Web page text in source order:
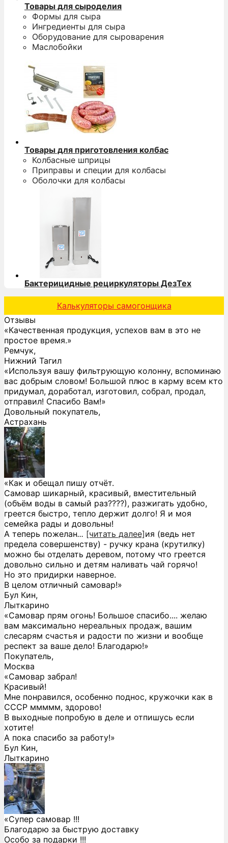
Товары для сыроделия
Формы для сыра
Ингредиенты для сыра
Оборудование для сыроварения
Маслобойки
Товары для приготовления колбас
Колбасные шприцы
Приправы и специи для колбасы
Оболочки для колбасы
Бактерицидные рециркуляторы ДезТех
Калькуляторы самогонщика
Отзывы
«Качественная продукция, успехов вам в это не
простое время.»
Ремчук,
Нижний Тагил
«Используя вашу фильтрующую колонну, вспоминаю
вас добрым словом! Большой плюс в карму всем кто
придумал, доработал, изготовил, собрал, продал,
отправил! Спасибо Вам!»
Довольный покупатель,
Астрахань
«Как и обещал пишу отчёт.
Самовар шикарный, красивый, вместительный
(объём воды в самый раз????), разжигать удобно,
греется быстро, тепло держит долго! Я и моя
семейка рады и довольны!
А теперь пожелан... [читать далее]ия (ведь нет
предела совершенству) - ручку крана (крутилку)
можно бы отделать деревом, потому что греется
довольно сильно и детям наливать чай горячо!
Но это придирки наверное.
В целом отличный самовар!»
Бул Кин,
Лыткарино
«Самовар прям огонь! Большое спасибо.... желаю
вам максимально нереальных продаж, вашим
слесарям счастья и радости по жизни и вообще
респект за ваше дело! Благодарю!»
Покупатель,
Москва
«Самовар забрал!
Красивый!
Мне понравился, особенно поднос, кружочки как в
СССР ммммм, здорово!
В выходные попробую в деле и отпишусь если
хотите!
А пока спасибо за работу!»
Бул Кин,
Лыткарино
«Супер самовар !!!
Благодарю за быструю доставку
Особо за подарки !!!